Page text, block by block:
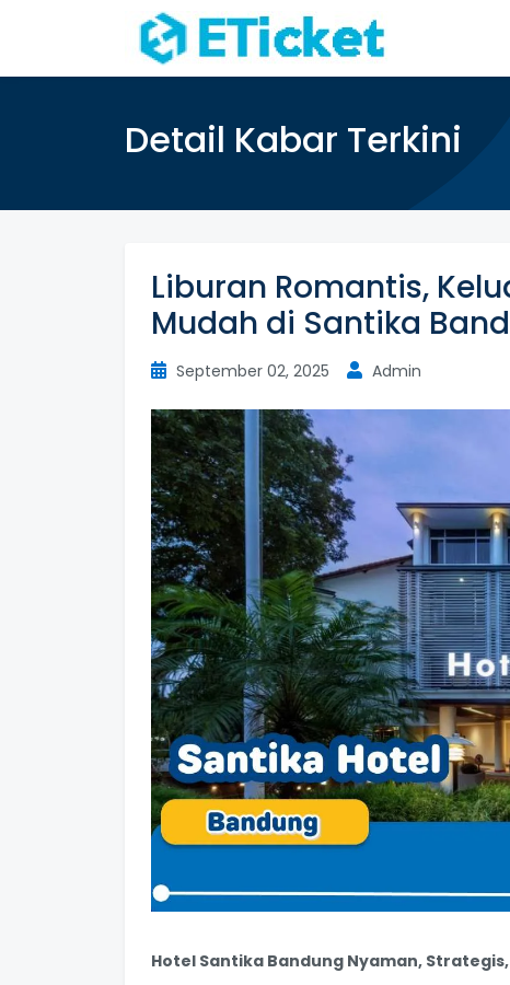
Detail Kabar Terkini
Liburan Romantis,
Mudah di Santika
September 02, 2025 Admin
Hotel Santika Bandung Nyaman,